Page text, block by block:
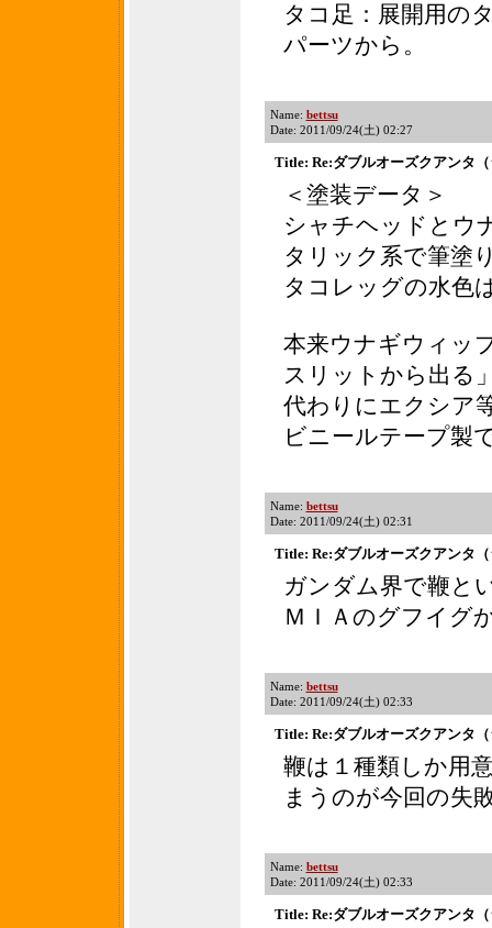
タコ足：展開用の
パーツから。
Name: bettsu
Date: 2011/09/24(土) 02:27
Title: Re:ダブルオーズクアンタ
＜塗装データ＞
シャチヘッドとウ
タリック系で筆塗
タコレッグの水色
本来ウナギウィッ
スリットから出る
代わりにエクシア
ビニールテープ製
Name: bettsu
Date: 2011/09/24(土) 02:31
Title: Re:ダブルオーズクアンタ
ガンダム界で鞭と
ＭＩＡのグフイグ
Name: bettsu
Date: 2011/09/24(土) 02:33
Title: Re:ダブルオーズクアンタ
鞭は１種類しか用
まうのが今回の失
Name: bettsu
Date: 2011/09/24(土) 02:33
Title: Re:ダブルオーズクアンタ